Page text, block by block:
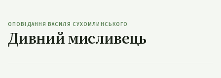
ОПОВІДАННЯ ВАСИЛЯ СУХОМЛИНСЬКОГО
Дивний мисливець